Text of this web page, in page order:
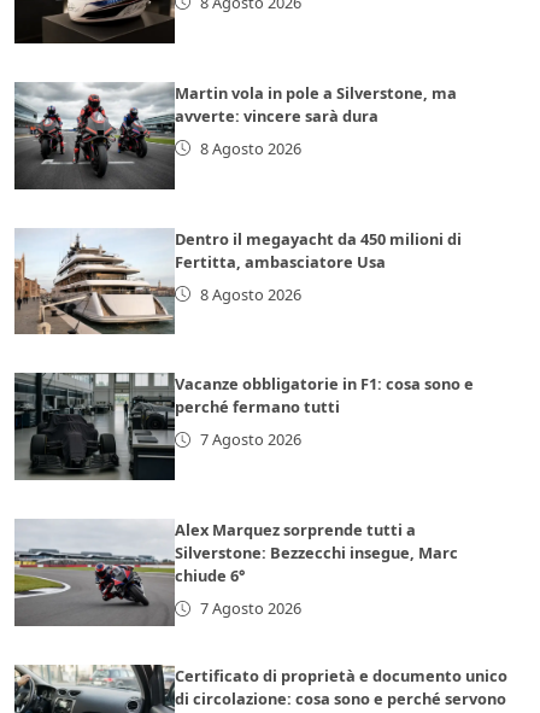
Martin vola in pole a Silverstone, ma
avverte: vincere sarà dura
8 Agosto 2026
Dentro il megayacht da 450 milioni di
Fertitta, ambasciatore Usa
8 Agosto 2026
Vacanze obbligatorie in F1: cosa sono e
perché fermano tutti
7 Agosto 2026
Alex Marquez sorprende tutti a
Silverstone: Bezzecchi insegue, Marc
chiude 6°
7 Agosto 2026
Certificato di proprietà e documento unico
di circolazione: cosa sono e perché servono